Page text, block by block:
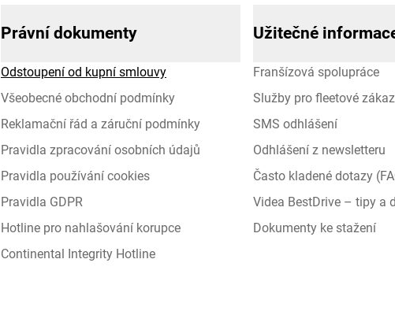
Právní dokumenty
Odstoupení od kupní smlouvy
Všeobecné obchodní podmínky
Reklamační řád a záruční podmínky
Pravidla zpracování osobních údajů
Pravidla používání cookies
Pravidla GDPR
Hotline pro nahlašování korupce
Continental Integrity Hotline
Užitečné
Franšízová spolupráce
Služby pro fleetové
SMS odhlášení
Odhlášení z newsletteru
Často kladené dotazy
Videa BestDrive – tipy a
Dokumenty ke stažení